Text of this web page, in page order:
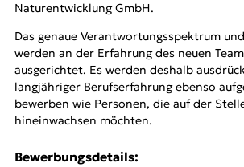
Naturentwicklung GmbH.
Das genaue Verantwortungsspektrum
werden an der Erfahrung des neuen
ausgerichtet. Es werden deshalb
langjähriger Berufserfahrung ebenso
bewerben wie Personen, die auf der
hineinwachsen möchten.
Bewerbungsdetails: